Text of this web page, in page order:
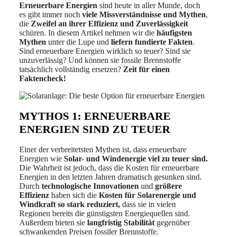
Erneuerbare Energien sind heute in aller Munde, doch
es gibt immer noch viele Missverständnisse und Mythen,
die Zweifel an ihrer Effizienz und Zuverlässigkeit
schüren. In diesem Artikel nehmen wir die häufigsten
Mythen unter die Lupe und liefern fundierte Fakten.
Sind erneuerbare Energien wirklich so teuer? Sind sie
unzuverlässig? Und können sie fossile Brennstoffe
tatsächlich vollständig ersetzen? Zeit für einen
Faktencheck!
MYTHOS 1: ERNEUERBARE
ENERGIEN SIND ZU TEUER
Einer der verbreitetsten Mythen ist, dass erneuerbare
Energien wie Solar- und Windenergie viel zu teuer sind.
Die Wahrheit ist jedoch, dass die Kosten für erneuerbare
Energien in den letzten Jahren dramatisch gesunken sind.
Durch technologische Innovationen und größere
Effizienz haben sich die Kosten für Solarenergie und
Windkraft so stark reduziert, dass sie in vielen
Regionen bereits die günstigsten Energiequellen sind.
Außerdem bieten sie langfristig Stabilität gegenüber
schwankenden Preisen fossiler Brennstoffe.